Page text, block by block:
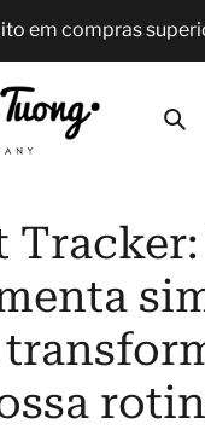
em compras
Tracker: